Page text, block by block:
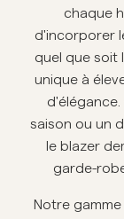
Costumes
Overshirts
Manteaux
chaque
d'incorporer
quel que soit
unique à
saison ou un
le blazer
garde-
Notre